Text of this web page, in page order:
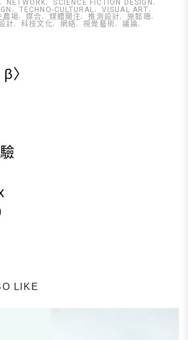
NETWORK
SCIENCE FICTION DESIGN
TECHNO-CULTURAL
VISUAL ART
農場 媒合 媒體關注 推測設計
施懿珊
計 科技文化 網絡 視覺藝術
議論
〉
LIKE